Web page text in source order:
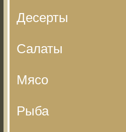
Десерты
Салаты
Мясо
Рыба